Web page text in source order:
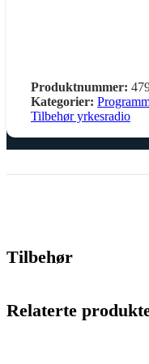
Produktnummer:
Kategorier:
Tilbehør yrkesradio
Tilbehør
Relaterte